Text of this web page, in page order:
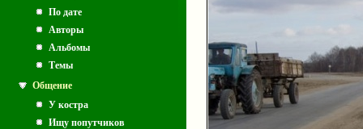
По дате
Авторы
Альбомы
Темы
Общение
У костра
Ищу попутчиков